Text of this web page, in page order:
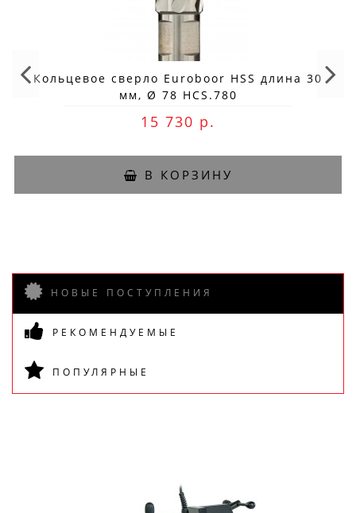
Кольцевое сверло Euroboor HSS длина 30
мм, Ø 78 HCS.780
15 730 р.
В КОРЗИНУ
НОВЫЕ ПОСТУПЛЕНИЯ
РЕКОМЕНДУЕМЫЕ
ПОПУЛЯРНЫЕ